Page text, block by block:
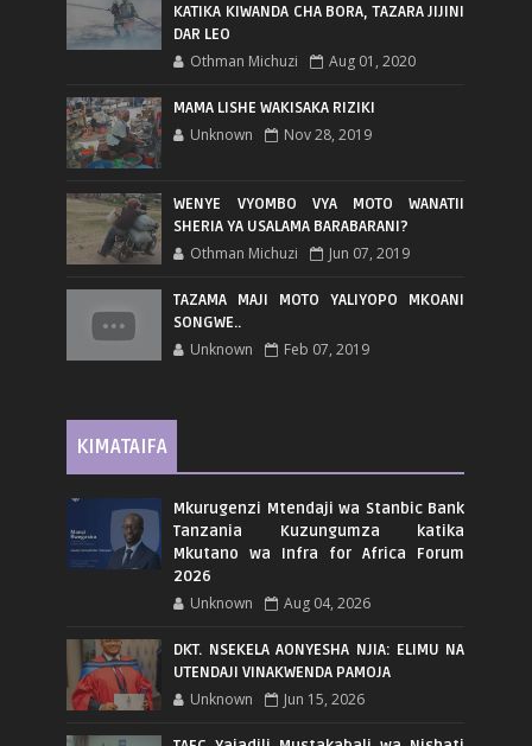
KATIKA KIWANDA CHA BORA, TAZARA JIJINI
DAR LEO
Othman Michuzi Aug 01, 2020
MAMA LISHE WAKISAKA RIZIKI
Unknown Nov 28, 2019
WENYE VYOMBO VYA MOTO WANATII
SHERIA YA USALAMA BARABARANI?
Othman Michuzi Jun 07, 2019
TAZAMA MAJI MOTO YALIYOPO MKOANI
SONGWE..
Unknown Feb 07, 2019
KIMATAIFA
Mkurugenzi Mtendaji wa Stanbic Bank
Tanzania Kuzungumza katika
Mkutano wa Infra for Africa Forum
2026
Unknown Aug 04, 2026
DKT. NSEKELA AONYESHA NJIA: ELIMU NA
UTENDAJI VINAKWENDA PAMOJA
Unknown Jun 15, 2026